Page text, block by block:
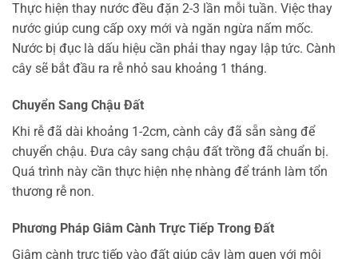
Thực hiện thay nước đều đặn 2-3 lần mỗi tuần. Việc thay
nước giúp cung cấp oxy mới và ngăn ngừa nấm mốc.
Nước bị đục là dấu hiệu cần phải thay ngay lập tức. Cành
cây sẽ bắt đầu ra rễ nhỏ sau khoảng 1 tháng.
Chuyển Sang Chậu Đất
Khi rễ đã dài khoảng 1-2cm, cành cây đã sẵn sàng để
chuyển chậu. Đưa cây sang chậu đất trồng đã chuẩn bị.
Quá trình này cần thực hiện nhẹ nhàng để tránh làm tổn
thương rễ non.
Phương Pháp Giâm Cành Trực Tiếp Trong Đất
Giâm cành trực tiếp vào đất giúp cây làm quen với môi